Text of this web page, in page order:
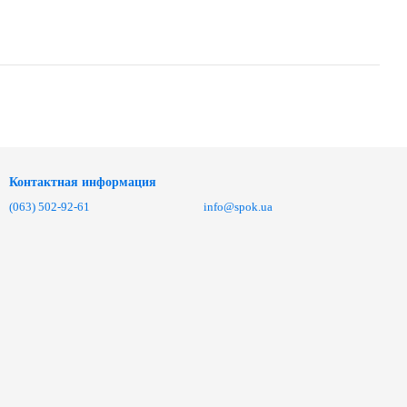
Контактная информация
(063) 502-92-61
info@spok.ua